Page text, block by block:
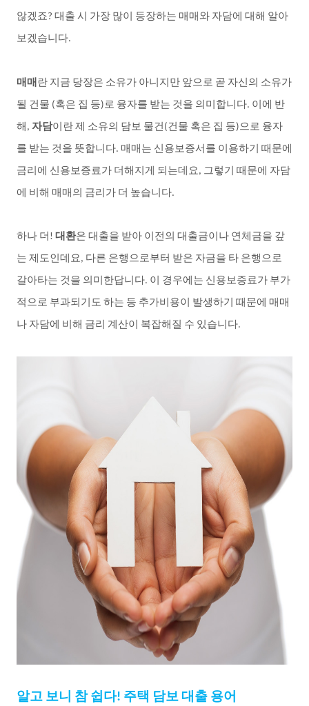
않겠죠? 대출 시 가장 많이 등장하는 매매와 자담에 대해 알아
보겠습니다.
매매 란 지금 당장은 소유가 아니지만 앞으로 곧 자신의 소유가
될 건물 ( 혹은 집 등) 로 융자를 받는 것을 의미합니다. 이에 반
해 , 자담이란제 소유의 담보 물건 ( 건물 혹은 집 등) 으로 융자
를 받는 것을 뜻합니다. 매매는 신용보증서를 이용하기
때문에
금리에 신용보증료가 더해지게 되는데요 , 그렇기 때문에 자담
에 비해 매매의 금리가 더 높습니다.
하나 더 ! 대환은 대출을 받아 이전의 대출금이나 연체금을 갚
는 제도인데요 , 다른 은행으로부터 받은 자금을 타 은행으로
갈아타는 것을 의미한답니다. 이 경우에는 신용보증료가 부가
적으로 부과되기도 하는 등 추가비용이 발생하기 때문에 매매
나 자담에 비해 금리 계산이 복잡해질 수 있습니다.
알고 보니 참 쉽다! 주택 담보 대출 용어